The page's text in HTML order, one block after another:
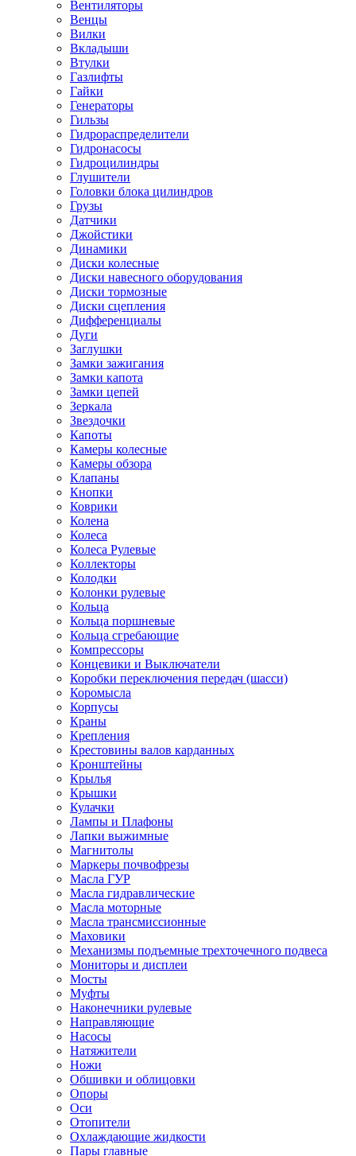
Вентиляторы
Венцы
Вилки
Вкладыши
Втулки
Газлифты
Гайки
Генераторы
Гильзы
Гидрораспределители
Гидронасосы
Гидроцилиндры
Глушители
Головки блока цилиндров
Грузы
Датчики
Джойстики
Динамики
Диски колесные
Диски навесного оборудования
Диски тормозные
Диски сцепления
Дифференциалы
Дуги
Заглушки
Замки зажигания
Замки капота
Замки цепей
Зеркала
Звездочки
Капоты
Камеры колесные
Камеры обзора
Клапаны
Кнопки
Коврики
Колена
Колеса
Колеса Рулевые
Коллекторы
Колодки
Колонки рулевые
Кольца
Кольца поршневые
Кольца сгребающие
Компрессоры
Концевики и Выключатели
Коробки переключения передач (шасси)
Коромысла
Корпусы
Краны
Крепления
Крестовины валов карданных
Кронштейны
Крылья
Крышки
Кулачки
Лампы и Плафоны
Лапки выжимные
Магнитолы
Маркеры почвофрезы
Масла ГУР
Масла гидравлические
Масла моторные
Масла трансмиссионные
Маховики
Механизмы подъемные трехточечного подвеса
Мониторы и дисплеи
Мосты
Муфты
Наконечники рулевые
Направляющие
Насосы
Натяжители
Ножи
Обшивки и облицовки
Опоры
Оси
Отопители
Охлаждающие жидкости
Пары главные